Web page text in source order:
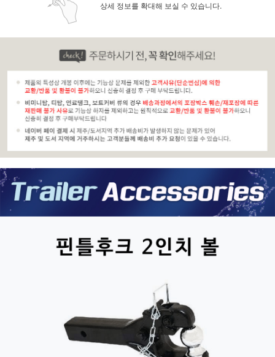
상세 정보를 확대해 보실 수 있습니다.